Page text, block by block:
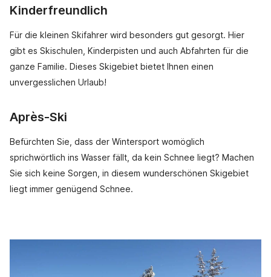
Kinderfreundlich
Für die kleinen Skifahrer wird besonders gut gesorgt. Hier
gibt es Skischulen, Kinderpisten und auch Abfahrten für die
ganze Familie. Dieses Skigebiet bietet Ihnen einen
unvergesslichen Urlaub!
Après-Ski
Befürchten Sie, dass der Wintersport womöglich
sprichwörtlich ins Wasser fällt, da kein Schnee liegt? Machen
Sie sich keine Sorgen, in diesem wunderschönen Skigebiet
liegt immer genügend Schnee.